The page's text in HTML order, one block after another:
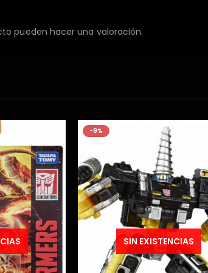
pueden hacer una valoración.
SIN EXISTENCIAS